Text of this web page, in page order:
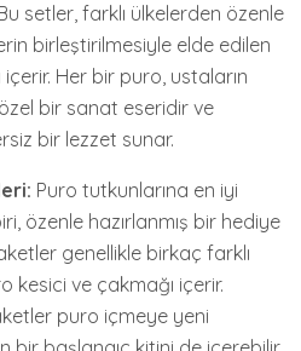
setler, farklı ülkelerden özenle
birleştirilmesiyle elde edilen
içerir. Her bir puro, ustaların
özel bir sanat eseridir ve
bir lezzet sunar.
Puro tutkunlarına en iyi
özenle hazırlanmış bir hediye
genellikle birkaç farklı
kesici ve çakmağı içerir.
puro içmeye yeni